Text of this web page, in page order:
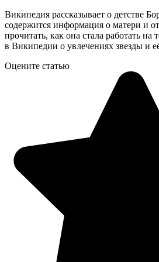
Википедия рассказывает о детстве
содержится информация о матери и
прочитать, как она стала работать на
в Википедии о увлечениях звезды и
Оцените статью